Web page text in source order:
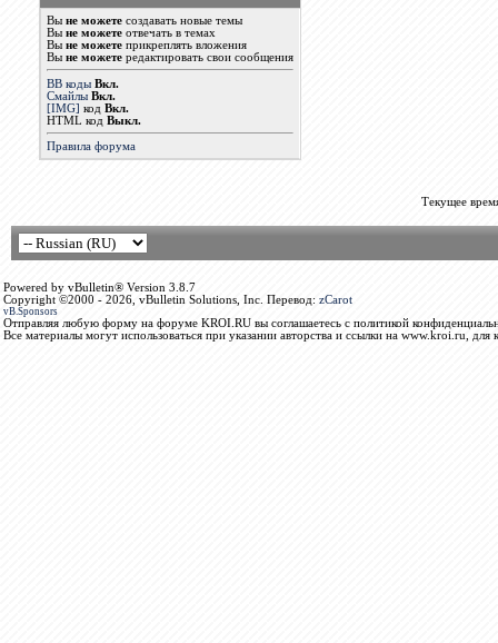
Вы не можетесоздавать новые темы
Вы не можетеотвечать в темах
Вы не можетеприкреплять вложения
Вы не можетередактировать свои сообщения
BB коды Вкл.
Смайлы Вкл.
[IMG] код Вкл.
HTML код Выкл.
Правила форума
Текущее
Powered by vBulletin® Version 3.8.7
Copyright ©2000 - 2026, vBulletin Solutions, Inc. Перевод: zCarot
vB.Sponsors
Отправляя любую форму на форуме KROI.RU вы соглашаетесь с политикой
Все материалы могут использоваться при указании авторства и ссылки на www.kroi.ru, для